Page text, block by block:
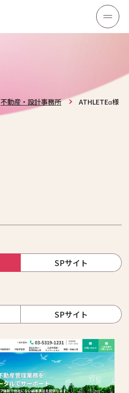
不動産・設計事務所 ATHLETEα様
SPサイト
SPサイト